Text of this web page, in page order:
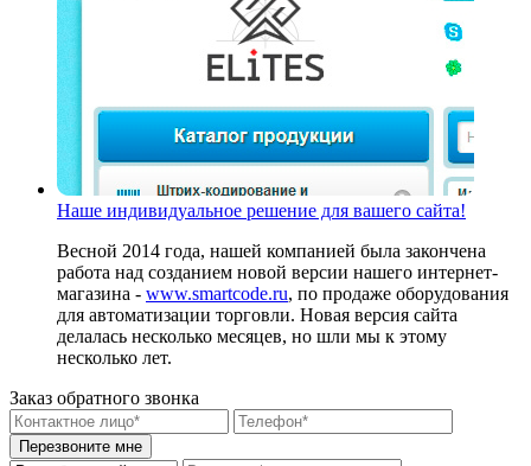
Наше индивидуальное решение для вашего сайта!
Весной 2014 года, нашей компанией была закончена
работа над созданием новой версии нашего интернет-
магазина - www.smartcode.ru, по продаже оборудования
для автоматизации торговли. Новая версия сайта
делалась несколько месяцев, но шли мы к этому
несколько лет.
Заказ обратного звонка
Перезвоните мне